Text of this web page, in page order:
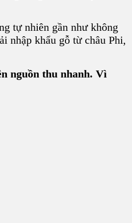
tự nhiên gần như không
nhập khẩu gỗ từ châu Phi,
nguồn thu nhanh. Vì